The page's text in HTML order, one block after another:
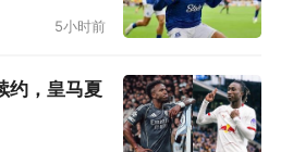
哲在中超公司的运作下，代
，主要方向就是青训。对
哲用“震撼”二字来形
5小时前
约，皇马夏